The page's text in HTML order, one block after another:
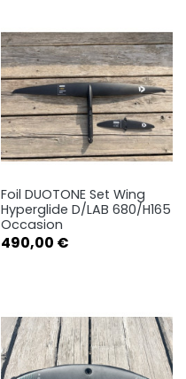
Foil DUOTONE Set Wing
Hyperglide D/LAB 680/H165
Occasion
Prix
490,00 €